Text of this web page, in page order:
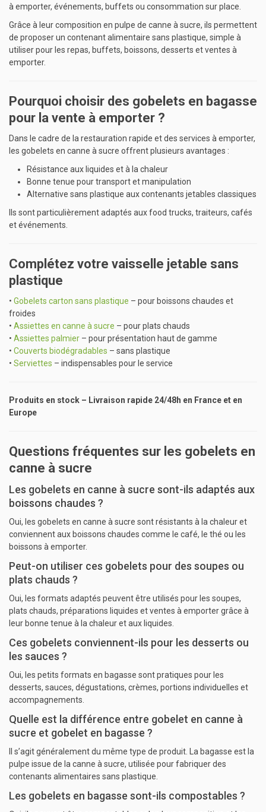
à emporter, événements, buffets ou consommation sur place.
Grâce à leur composition en pulpe de canne à sucre, ils permettent
de proposer un contenant alimentaire sans plastique, simple à
utiliser pour les repas, buffets, boissons, desserts et ventes à
emporter.
Pourquoi choisir des gobelets en bagasse
pour la vente à emporter ?
Dans le cadre de la restauration rapide et des services à emporter,
les gobelets en canne à sucre offrent plusieurs avantages :
Résistance aux liquides et à la chaleur
Bonne tenue pour transport et manipulation
Alternative sans plastique aux contenants jetables classiques
Ils sont particulièrement adaptés aux food trucks, traiteurs, cafés
et événements.
Complétez votre vaisselle jetable sans
plastique
• Gobelets carton sans plastique – pour boissons chaudes et
froides
• Assiettes en canne à sucre – pour plats chauds
• Assiettes palmier – pour présentation haut de gamme
• Couverts biodégradables – sans plastique
• Serviettes – indispensables pour le service
Produits en stock – Livraison rapide 24/48h en France et en
Europe
Questions fréquentes sur les gobelets en
canne à sucre
Les gobelets en canne à sucre sont-ils adaptés aux
boissons chaudes ?
Oui, les gobelets en canne à sucre sont résistants à la chaleur et
conviennent aux boissons chaudes comme le café, le thé ou les
boissons à emporter.
Peut-on utiliser ces gobelets pour des soupes ou
plats chauds ?
Oui, les formats adaptés peuvent être utilisés pour les soupes,
plats chauds, préparations liquides et ventes à emporter grâce à
leur bonne tenue à la chaleur et aux liquides.
Ces gobelets conviennent-ils pour les desserts ou
les sauces ?
Oui, les petits formats en bagasse sont pratiques pour les
desserts, sauces, dégustations, crèmes, portions individuelles et
accompagnements.
Quelle est la différence entre gobelet en canne à
sucre et gobelet en bagasse ?
Il s’agit généralement du même type de produit. La bagasse est la
pulpe issue de la canne à sucre, utilisée pour fabriquer des
contenants alimentaires sans plastique.
Les gobelets en bagasse sont-ils compostables ?